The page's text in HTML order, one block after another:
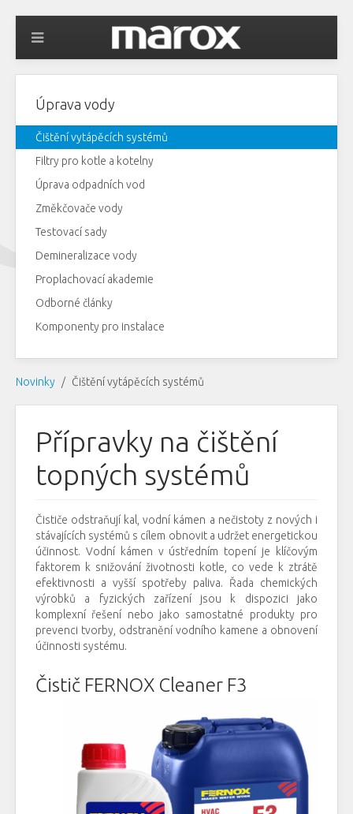
Úprava vody
Čištění vytápěcích systémů
Filtry pro kotle a kotelny
Úprava odpadních vod
Změkčovače vody
Testovací sady
Demineralizace vody
Proplachovací akademie
Odborné články
Komponenty pro instalace
Novinky Čištění vytápěcích systémů
Přípravky na čištění
topných systémů
Čističe odstraňují kal, vodní kámen a nečistoty z nových i
stávajících systémů s cílem obnovit a udržet energetickou
účinnost. Vodní kámen v ústředním topení je klíčovým
faktorem k snižování životnosti kotle, co vede k ztrátě
efektivnosti a vyšší spotřeby paliva. Řada chemických
výrobků a fyzických zařízení jsou k dispozici jako
komplexní řešení nebo jako samostatné produkty pro
prevenci tvorby, odstranění vodního kamene a obnovení
účinnosti systému.
Čistič FERNOX Cleaner F3